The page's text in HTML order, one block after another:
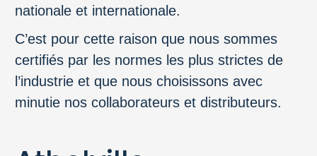
nationale et internationale.
C’est pour cette raison que nous sommes
certifiés par les normes les plus strictes de
l’industrie et que nous choisissons avec
minutie nos collaborateurs et distributeurs.